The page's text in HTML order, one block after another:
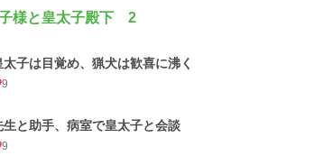
様と皇太子殿下 2
太子は目覚め、猟犬は歓喜に沸く
9
生と助手、病室で皇太子と会談
9